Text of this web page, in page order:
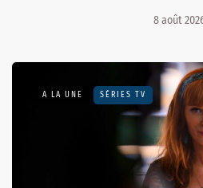
8 août
A LA UNE SÉRIES TV